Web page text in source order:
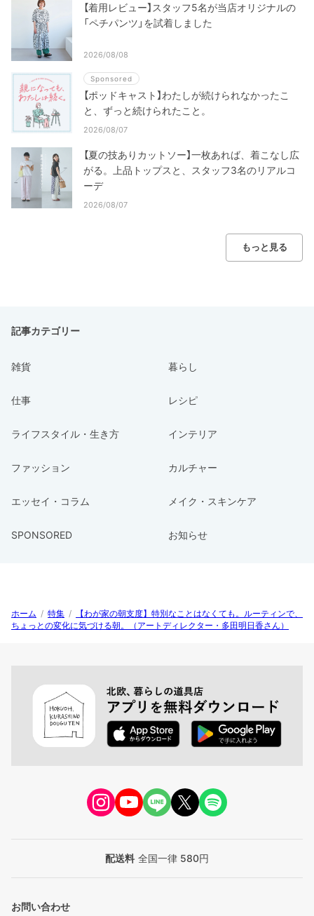
【着用レビュー】スタッフ5名が当店オリジナルの
「ペチパンツ」を試着しました
2026/08/08
Sponsored
【ポッドキャスト】わたしが続けられなかったこ
と、ずっと続けられたこと。
2026/08/07
【夏の技ありカットソー】一枚あれば、着こなし広
がる。上品トップスと、スタッフ3名のリアルコ
ーデ
2026/08/07
もっと見る
記事カテゴリー
雑貨 暮らし
仕事 レシピ
ライフスタイル・生き方 インテリア
ファッション カルチャー
エッセイ・コラム メイク・スキンケア
SPONSORED お知らせ
ホーム / 特集 /
【わが家の朝支度】特別なことはなくても。ルーティンで、
ちょっとの変化に気づける朝。（アートディレクター・多田明日香さん）
配送料 全国一律 580円
お問い合わせ